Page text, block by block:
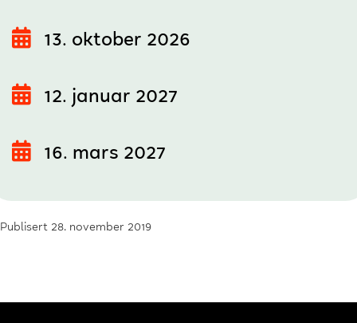
13. oktober 2026
12. januar 2027
16. mars 2027
Publisert 28. november 2019